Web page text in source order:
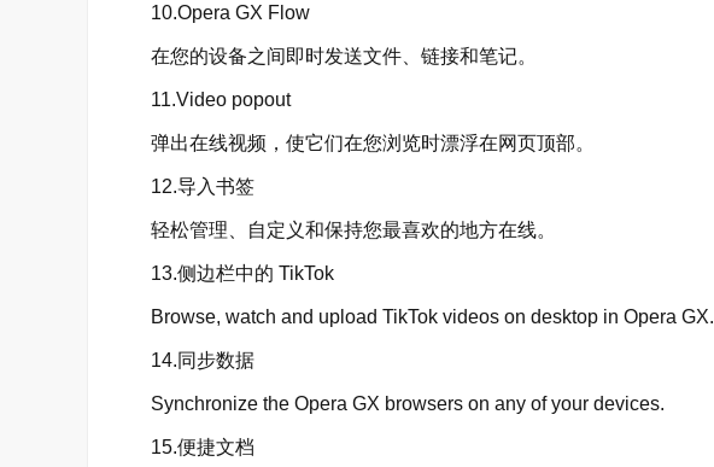
10.Opera GX Flow
在您的设备之间即时发送文件、链接和笔记。
11.Video popout
弹出在线视频，使它们在您浏览时漂浮在网页顶部。
12.导入书签
轻松管理、自定义和保持您最喜欢的地方在线。
13.侧边栏中的 TikTok
Browse, watch and upload TikTok videos on desktop in Opera GX.
14.同步数据
Synchronize the Opera GX browsers on any of your devices.
15.便捷文档